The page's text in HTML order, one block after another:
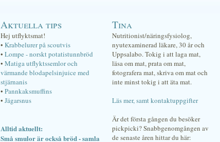
Aktuella tips
Hej utflyktsmat!
• Krabbelurer på scoutvis
• Lompe - norskt potatistunnbröd
• Matiga utflyktssemlor och
värmande blodapelsinjuice med
stjärnanis
• Pannkaksmuffins
• Jägarsnus
Alltid aktuellt:
Små smulor är också bröd - samla
Tina
Nutritionist/näringsfysiolog,
nyutexaminerad läkare, 30 år och
Uppsalabo. Tokig i att laga mat,
läsa om mat, prata om mat,
fotografera mat, skriva om mat och
inte minst tokig i att äta mat.
Läs mer, samt kontaktuppgifter
Är det första gången du besöker
pickpicki? Snabbgenomgången av
de senaste åren hittar du här: